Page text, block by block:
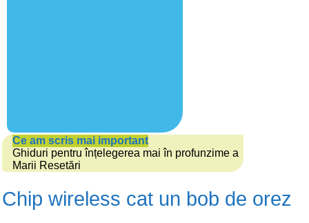
Ce am scris mai important
Ghiduri pentru înțelegerea mai în profunzime a
Marii Resetări
Chip wireless cat un bob de orez